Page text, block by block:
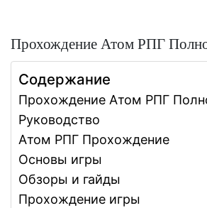
Прохождение Атом РПГ
Содержание
Прохождение Атом РПГ
Руководство
Атом РПГ Прохождение
Основы игры
Обзоры и гайды
Прохождение игры